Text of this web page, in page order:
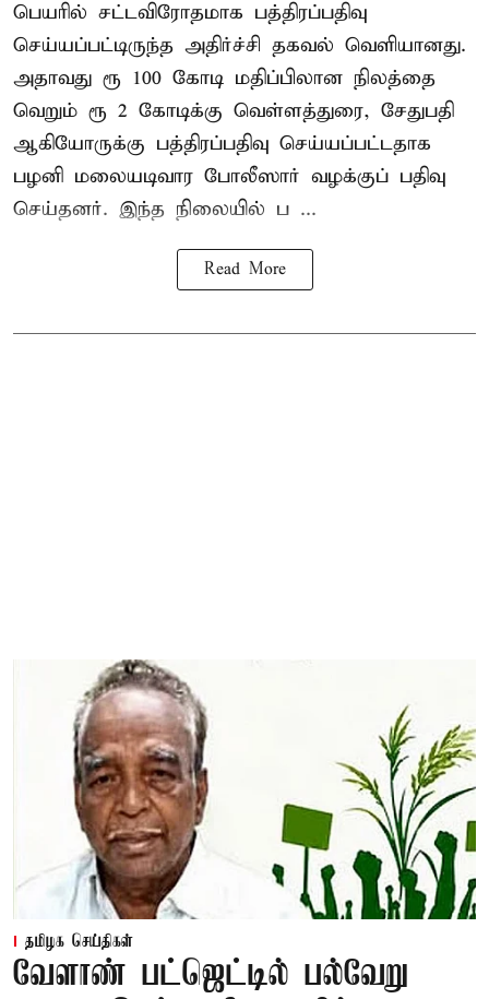
பெயரில் சட்டவிரோதமாக பத்திரப்பதிவு
செய்யப்பட்டிருந்த அதிர்ச்சி தகவல் வெளியானது.
அதாவது ரூ 100 கோடி மதிப்பிலான நிலத்தை
வெறும் ரூ 2 கோடிக்கு வெள்ளத்துரை, சேதுபதி
ஆகியோருக்கு பத்திரப்பதிவு செய்யப்பட்டதாக
பழனி மலையடிவார போலீஸார் வழக்குப் பதிவு
செய்தனர். இந்த நிலையில் ப ...
Read More
தமிழக செய்திகள்
வேளாண் பட்ஜெட்டில் பல்வேறு